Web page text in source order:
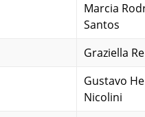
Marcia
Santos
Graziella
Gustavo
Nicolini